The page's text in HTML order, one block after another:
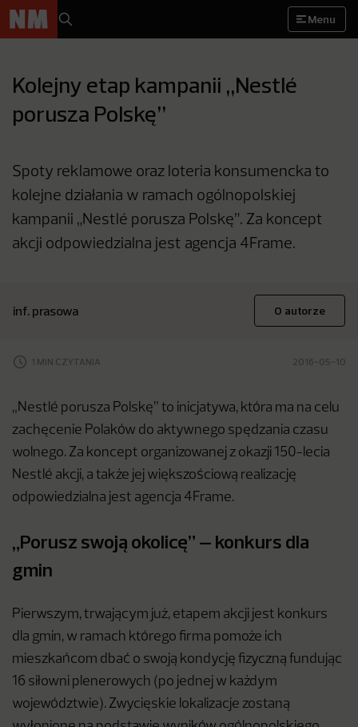
Menu
Kolejny etap kampanii „Nestlé
porusza Polskę”
Spoty reklamowe oraz loteria konsumencka to
kolejne działania w ramach ogólnopolskiej
kampanii „Nestlé porusza Polskę”. Za koncept
akcji odpowiedzialna jest agencja 4Frame.
inf. prasowa O autorze
1 MIN CZYTANIA 2016-05-10
„Nestlé porusza Polskę” to inicjatywa, która ma na celu
zachęcenie Polaków do aktywnego spędzania czasu
wolnego. Za koncept organizowanej z okazji 150-lecia
Nestlé akcji, a także jej większościową realizację
odpowiedzialna jest agencja 4Frame.
„Porusz swoją okolicę” – konkurs dla
gmin
Pierwszym, trwającym już, etapem akcji jest konkurs
dla gmin, w ramach którego firma pomoże ich
mieszkańcom dbać o swoją kondycję fizyczną fundując
16 siłowni plenerowych (po jednej w każdym
województwie). Zwycięskie lokalizacje zostaną